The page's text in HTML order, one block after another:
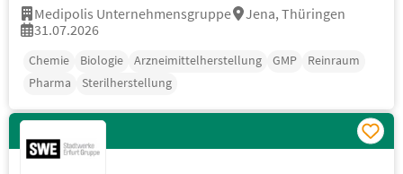
Medipolis Unternehmensgruppe
Jena, Thüringen
31.07.2026
Chemie Biologie Arzneimittelherstellung GMP
Reinraum
Pharma
Sterilherstellung